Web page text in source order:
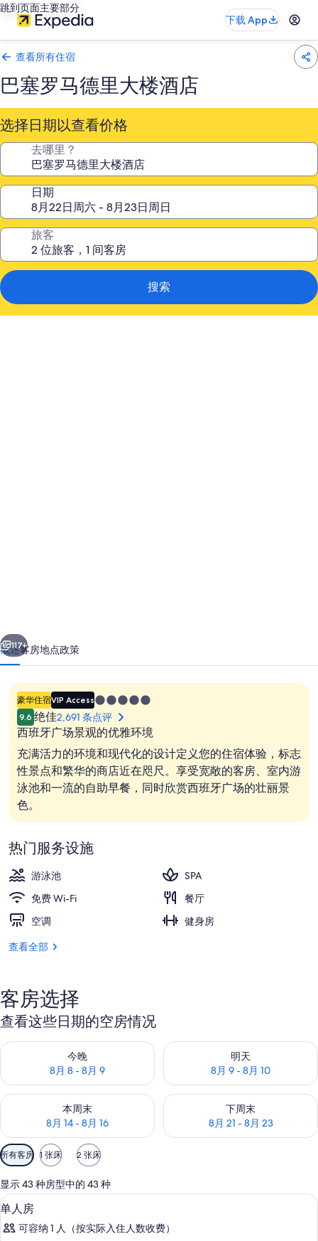
跳到页面主要部分
下载 App
查看所有住宿
巴塞罗马德里大楼酒店
选择日期以查看价格
去哪里？
日期
旅客
搜索
楼
酒
店
个 下一个
117+
概述客房地点政策
豪华住宿VIP Access5.0
星
住
宿
9.6 绝佳2,691 条点评
西班牙广场景观的优雅环境
充满活力的环境和现代化的设计定义您的住宿体验，标志
性景点和繁华的商店近在咫尺。享受宽敞的客房、室内游
泳池和一流的自助早餐，同时欣赏西班牙广场的壮丽景
色。
热门服务设施
游泳池
SPA
免费 Wi-Fi
餐厅
空调
健身房
查看全部
客房选择
查看这些日期的空房情况
今晚
8月 8 - 8月 9
查看今晚的空房情况：8月 8 - 8月 9
明天
8月 9 - 8月 10
查看明天的空房情况：8月 9 -
本周末
8月 14 - 8月 16
查看本周末的空房情况：8月 14 - 8月 16
下周末
8月 21 - 8月 23
查看下周末的空房情况：8月
可
用
的
客
房
筛
所有客房 1 张床 2 张床
显示 43 种房型中的 43 种
显
示
高档床上用品、Select Comfort 床、
5
单人房
可容纳 1 人（按实际入住人数收费）